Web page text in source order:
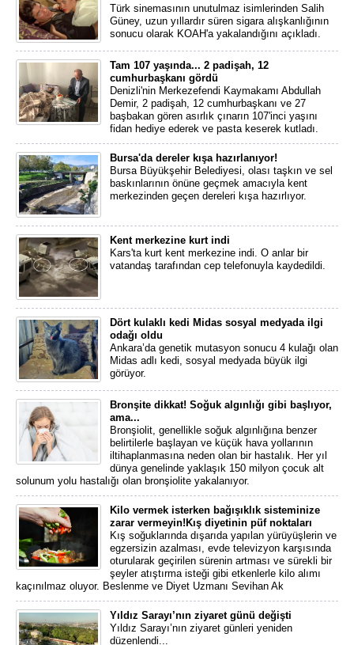
Türk sinemasının unutulmaz isimlerinden Salih
Güney, uzun yıllardır süren sigara alışkanlığının
sonucu olarak KOAH'a yakalandığını açıkladı.
Tam 107 yaşında... 2 padişah, 12
cumhurbaşkanı gördü
Denizli'nin Merkezefendi Kaymakamı Abdullah
Demir, 2 padişah, 12 cumhurbaşkanı ve 27
başbakan gören asırlık çınarın 107'inci yaşını
fidan hediye ederek ve pasta keserek kutladı.
Bursa'da dereler kışa hazırlanıyor!
Bursa Büyükşehir Belediyesi, olası taşkın ve sel
baskınlarının önüne geçmek amacıyla kent
merkezinden geçen dereleri kışa hazırlıyor.
Kent merkezine kurt indi
Kars'ta kurt kent merkezine indi. O anlar bir
vatandaş tarafından cep telefonuyla kaydedildi.
Dört kulaklı kedi Midas sosyal medyada ilgi
odağı oldu
Ankara’da genetik mutasyon sonucu 4 kulağı olan
Midas adlı kedi, sosyal medyada büyük ilgi
görüyor.
Bronşite dikkat! Soğuk algınlığı gibi başlıyor,
ama...
Bronşiolit, genellikle soğuk algınlığına benzer
belirtilerle başlayan ve küçük hava yollarının
iltihaplanmasına neden olan bir hastalık. Her yıl
dünya genelinde yaklaşık 150 milyon çocuk alt
solunum yolu hastalığı olan bronşiolite yakalanıyor.
Kilo vermek isterken bağışıklık sisteminize
zarar vermeyin!Kış diyetinin püf noktaları
Kış soğuklarında dışarıda yapılan yürüyüşlerin ve
egzersizin azalması, evde televizyon karşısında
oturularak geçirilen sürenin artması ve sürekli bir
şeyler atıştırma isteği gibi etkenlerle kilo alımı
kaçınılmaz oluyor. Beslenme ve Diyet Uzmanı Sevihan Ak
Yıldız Sarayı’nın ziyaret günü değişti
Yıldız Sarayı’nın ziyaret günleri yeniden
düzenlendi...